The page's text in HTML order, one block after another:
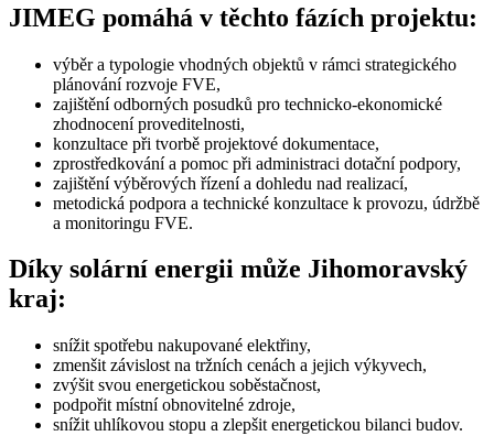
JIMEG pomáhá v těchto fázích projektu:
výběr a typologie vhodných objektů v rámci strategického
plánování rozvoje FVE,
zajištění odborných posudků pro technicko-ekonomické
zhodnocení proveditelnosti,
konzultace při tvorbě projektové dokumentace,
zprostředkování a pomoc při administraci dotační podpory,
zajištění výběrových řízení a dohledu nad realizací,
metodická podpora a technické konzultace k provozu, údržbě
a monitoringu FVE.
Díky solární energii může Jihomoravský
kraj:
snížit spotřebu nakupované elektřiny,
zmenšit závislost na tržních cenách a jejich výkyvech,
zvýšit svou energetickou soběstačnost,
podpořit místní obnovitelné zdroje,
snížit uhlíkovou stopu a zlepšit energetickou bilanci budov.